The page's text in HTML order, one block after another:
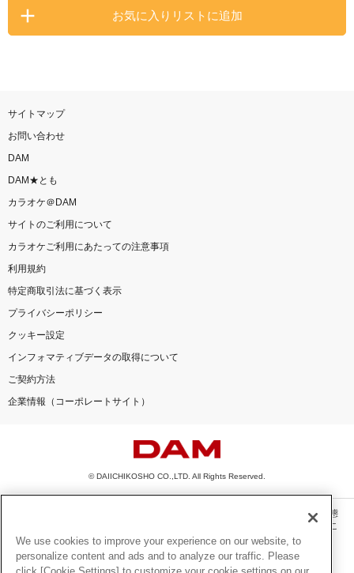
お気に入りリストに追加
サイトマップ
お問い合わせ
DAM
DAM★とも
カラオケ＠DAM
サイトのご利用について
カラオケご利用にあたっての注意事項
利用規約
特定商取引法に基づく表示
プライバシーポリシー
クッキー設定
インフォマティブデータの取得について
ご契約方法
企業情報（コーポレートサイト）
© DAIICHIKOSHO CO.,LTD. All Rights Reserved.
このサイトに掲載されている一切の文章・画像・写真・動画・音声等を、手段や形態
を問わず、著作権法の定める範囲を超えて無断で複製、転載、ファイル化などするこ
とを禁じます。
楽曲及びコンテンツは、機種によりご利用いただけない場合があります。
We use cookies to improve your experience on our website, to
personalize content and ads and to analyze our traffic. Please